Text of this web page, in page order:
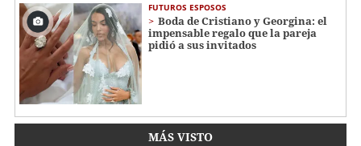
FUTUROS ESPOSOS
Boda de Cristiano y Georgina: el
impensable regalo que la pareja
pidió a sus invitados
MÁS VISTO